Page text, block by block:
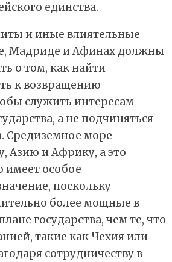
единства.
и иные влиятельные
Мадриде и Афинах должны
о том, как найти
к возвращению
служить интересам
а не подчиняться
Средиземное море
Азию и Африку, а это
имеет особое
поскольку
более мощные в
государства, чем те, что
такие как Чехия или
сотрудничеству в